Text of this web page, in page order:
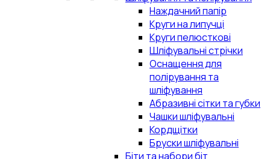
Наждачний папір
Круги на липучці
Круги пелюсткові
Шліфувальні стрічки
Оснащення для
полірування та
шліфування
Абразивні сітки та губки
Чашки шліфувальні
Кордщітки
Бруски шліфувальні
Біти та набори біт